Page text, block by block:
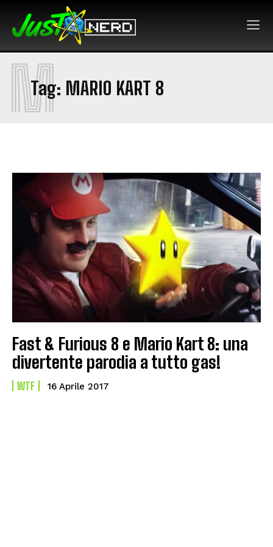
Tag: MARIO KART 8
M
Fast & Furious 8 e Mario Kart 8: una
divertente parodia a tutto gas!
WTF 16 Aprile 2017